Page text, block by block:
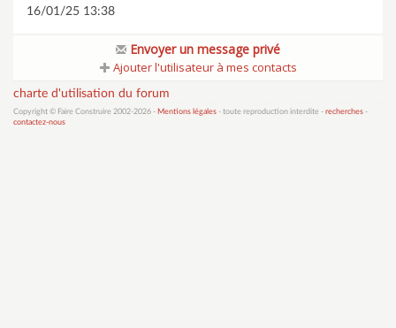
16/01/25 13:38
Envoyer un message privé
Ajouter l'utilisateur à mes contacts
charte d'utilisation du forum
Copyright © Faire Construire 2002-2026 - Mentions légales - toute reproduction interdite - recherches -
contactez-nous